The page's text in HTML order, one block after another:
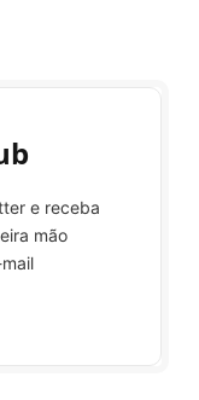
e receba
mão